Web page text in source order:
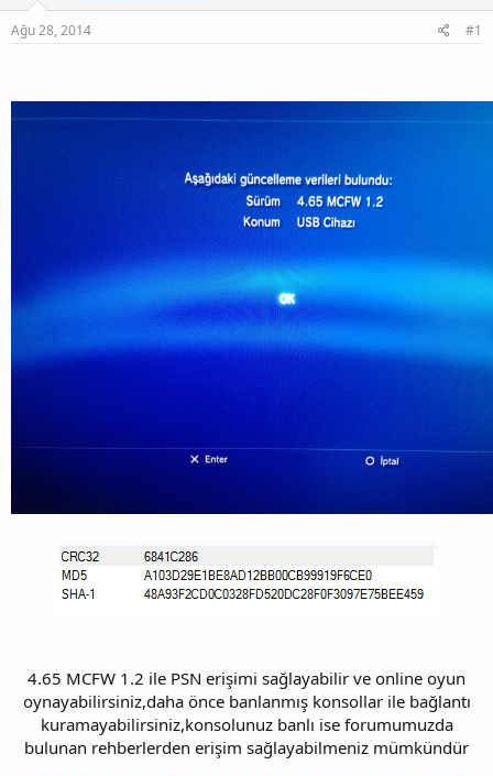
Ağu 28, 2014 #1
4.65 MCFW 1.2 ile PSN erişimi sağlayabilir ve online oyun
oynayabilirsiniz,daha önce banlanmış konsollar ile bağlantı
kuramayabilirsiniz,konsolunuz banlı ise forumumuzda
bulunan rehberlerden erişim sağlayabilmeniz mümkündür